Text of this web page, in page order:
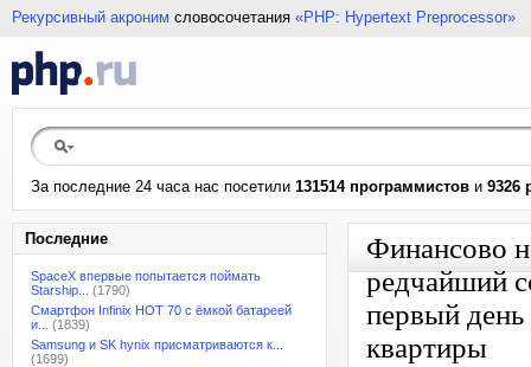
Рекурсивный акроним словосочетания «PHP: Hypertext Preprocessor»
За последние 24 часа нас посетили 131514 программистов и 9326
Последние
SpaceX впервые попытается поймать
Starship...
(1790)
Смартфон Infinix HOT 70 с ёмкой батареей
и...
(1839)
Samsung и SK hynix присматриваются к...
(1699)
Финансово
редчайший
первый
квартиры